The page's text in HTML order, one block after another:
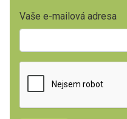
Vaše e-mailová adresa